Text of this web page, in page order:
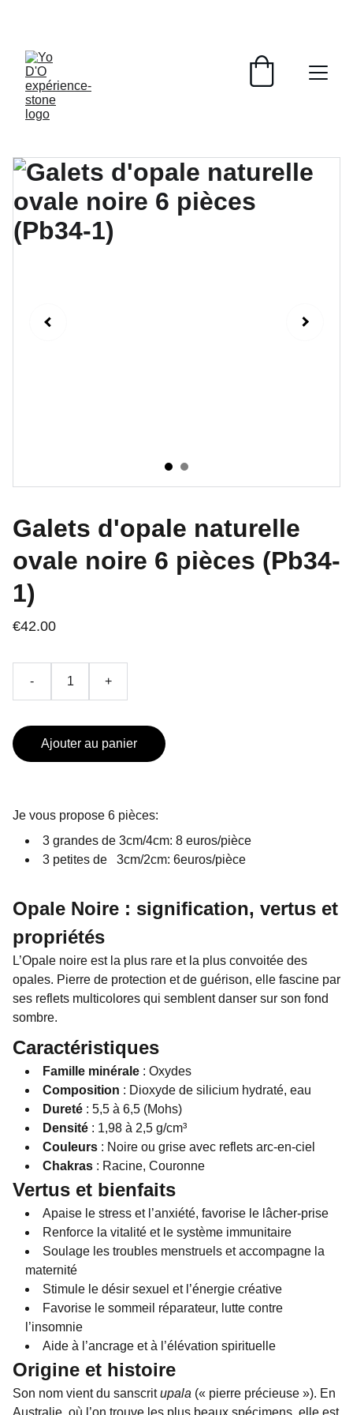
Galets d'opale naturelle
ovale noire 6 pièces (Pb34-
1)
€42.00
- +
Ajouter au panier
Je vous propose 6 pièces:
3 grandes de 3cm/4cm: 8 euros/pièce
3 petites de 3cm/2cm: 6euros/pièce
Opale Noire : signification, vertus et
propriétés
L’Opale noire est la plus rare et la plus convoitée des
opales. Pierre de protection et de guérison, elle fascine par
ses reflets multicolores qui semblent danser sur son fond
sombre.
Caractéristiques
Famille minérale : Oxydes
Composition : Dioxyde de silicium hydraté, eau
Dureté : 5,5 à 6,5 (Mohs)
Densité : 1,98 à 2,5 g/cm³
Couleurs : Noire ou grise avec reflets arc-en-ciel
Chakras : Racine, Couronne
Vertus et bienfaits
Apaise le stress et l’anxiété, favorise le lâcher-prise
Renforce la vitalité et le système immunitaire
Soulage les troubles menstruels et accompagne la
maternité
Stimule le désir sexuel et l’énergie créative
Favorise le sommeil réparateur, lutte contre
l’insomnie
Aide à l’ancrage et à l’élévation spirituelle
Origine et histoire
Son nom vient du sanscritupala (« pierre précieuse »). En
Australie, où l’on trouve les plus beaux spécimens, elle est